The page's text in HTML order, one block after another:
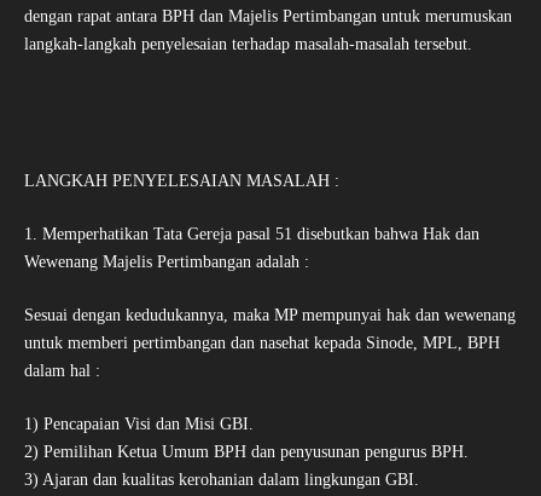
dengan rapat antara BPH dan Majelis Pertimbangan untuk merumuskan
langkah-langkah penyelesaian terhadap masalah-masalah tersebut.
LANGKAH PENYELESAIAN MASALAH :
1. Memperhatikan Tata Gereja pasal 51 disebutkan bahwa Hak dan
Wewenang Majelis Pertimbangan adalah :
Sesuai dengan kedudukannya, maka MP mempunyai hak dan wewenang
untuk memberi pertimbangan dan nasehat kepada Sinode, MPL, BPH
dalam hal :
1) Pencapaian Visi dan Misi GBI.
2) Pemilihan Ketua Umum BPH dan penyusunan pengurus BPH.
3) Ajaran dan kualitas kerohanian dalam lingkungan GBI.